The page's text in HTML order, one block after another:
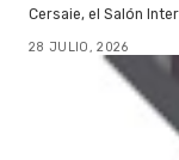
Cersaie, el Salón
28 JULIO, 2026